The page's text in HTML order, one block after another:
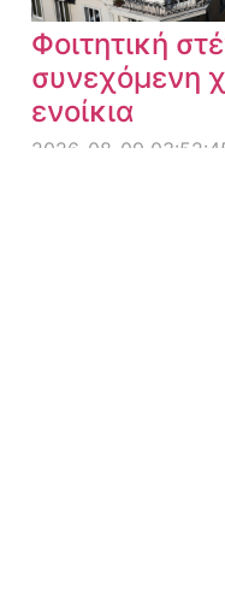
Φοιτητική
συνεχόμενη
ενοίκια
2026-08-09